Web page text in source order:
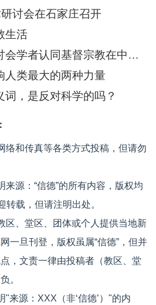
讨会在石家庄召开
生活
澳门举办国际研讨会学者认同基督宗教在中国发挥的伦理道德作用
人类最大的两种力量
词，是反对科学的吗？
络和传真等各类方式投稿，但请勿
来源：“信德”的所有内容，版权均
转载，但请注明出处。
区、堂区、团体或个人提供当地新
一旦刊登，版权虽属“信德”，但并
，文责一律由投稿者（教区、堂
。
"来源：XXX（非‘信德’）"的内